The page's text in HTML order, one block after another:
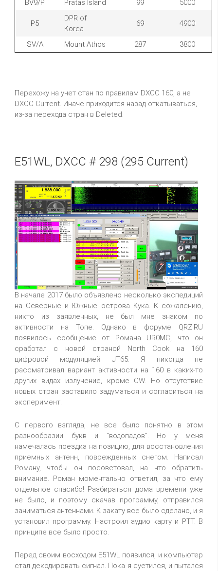
BV9/P Pratas Island 99 5000
P5
DPR of
Korea
69 4900
SV/A Mount Athos 287 3800
Перехожу на учет стан по правилам DXCC 160, а не
DXCC Current. Иначе приходится назад откатываться,
из-за перехода стран в Deleted.
E51WL, DXCC # 298 (295 Current)
В начале 2017 было объявлено несколько экспедиций
на Северные и Южные острова Кука. К сожалению,
никто из заявленных, не был мне знаком по
активности на Топе. Однако в форуме QRZ.RU
появилось сообщение от Романа UR0MC, что он
сработал с новой страной North Cook на 160
цифровой модуляцией JT65. Я никогда не
рассматривал вариант активности на 160 в каких-то
других видах излучение, кроме CW. Но отсутствие
новых стран заставило задуматься и согласиться на
эксперимент.
С первого взгляда, не все было понятно в этом
разнообразии букв и "водопадов". Но у меня
намечалась поездка на позицию, для восстановления
приемных антенн, поврежденных снегом. Написал
Роману, чтобы он посоветовал, на что обратить
внимание. Роман моментально ответил, за что ему
отдельное спасибо! Разбираться дома времени уже
не было, и поэтому скачав программу, отправился
заниматься антеннами. К закату все было сделано, и я
установил программу. Настроил аудио карту и PTT. В
принципе все было просто.
Перед своим восходом E51WL появился, и компьютер
стал декодировать сигнал. Пока я суетился, и пытался